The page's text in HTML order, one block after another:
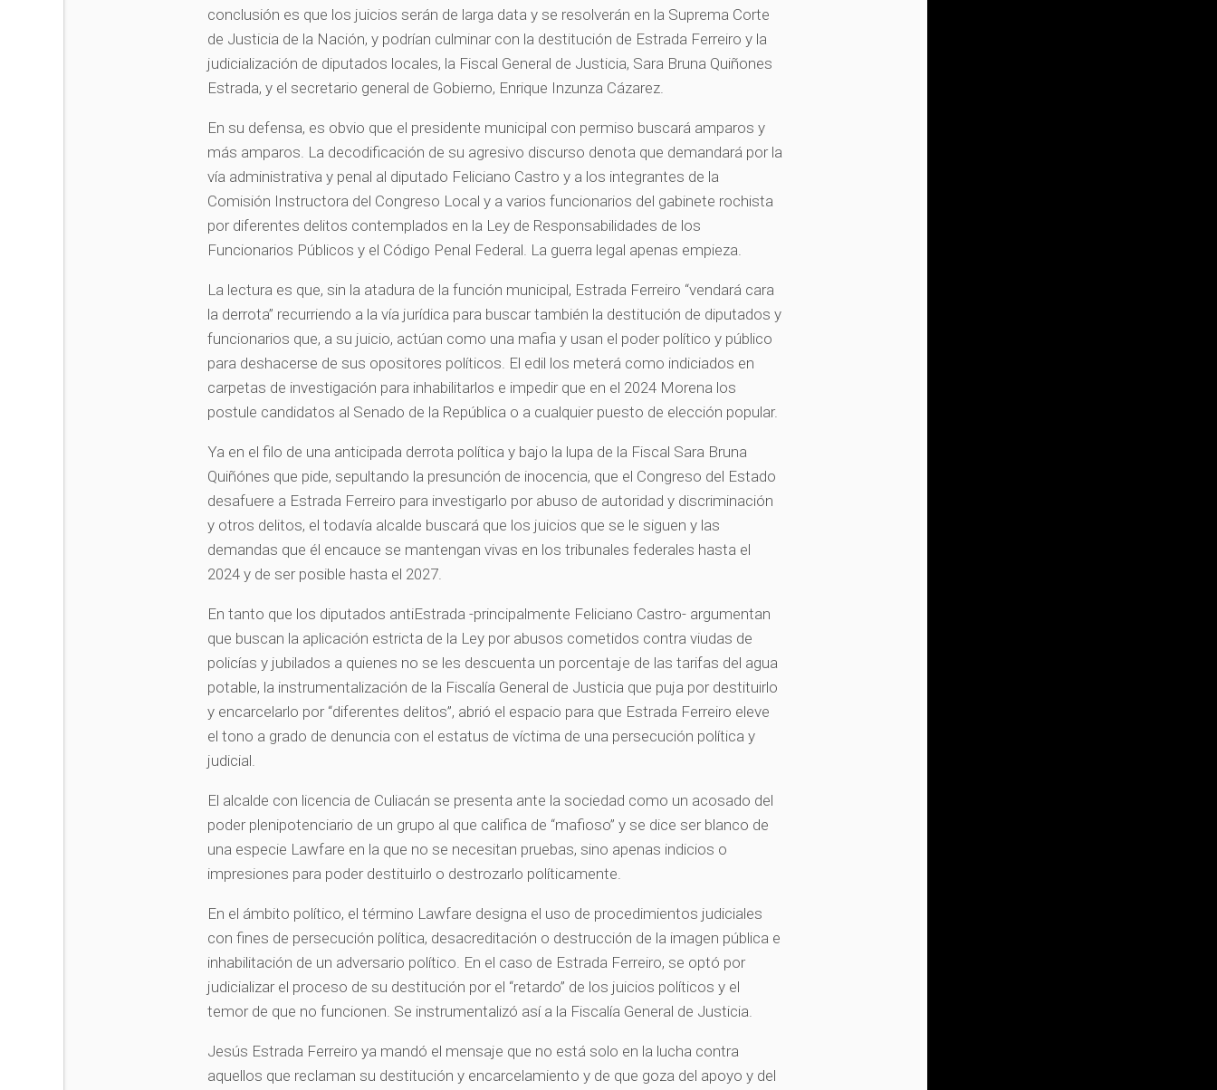
conclusión es que los juicios serán de larga data y se resolverán en la Suprema Corte
de Justicia de la Nación, y podrían culminar con la destitución de Estrada Ferreiro y la
judicialización de diputados locales, la Fiscal General de Justicia, Sara Bruna Quiñones
Estrada, y el secretario general de Gobierno, Enrique Inzunza Cázarez.
En su defensa, es obvio que el presidente municipal con permiso buscará amparos y
más amparos. La decodificación de su agresivo discurso denota que demandará por la
vía administrativa y penal al diputado Feliciano Castro y a los integrantes de la
Comisión Instructora del Congreso Local y a varios funcionarios del gabinete rochista
por diferentes delitos contemplados en la Ley de Responsabilidades de los
Funcionarios Públicos y el Código Penal Federal. La guerra legal apenas empieza.
La lectura es que, sin la atadura de la función municipal, Estrada Ferreiro “vendará cara
la derrota” recurriendo a la vía jurídica para buscar también la destitución de diputados y
funcionarios que, a su juicio, actúan como una mafia y usan el poder político y público
para deshacerse de sus opositores políticos. El edil los meterá como indiciados en
carpetas de investigación para inhabilitarlos e impedir que en el 2024 Morena los
postule candidatos al Senado de la República o a cualquier puesto de elección popular.
Ya en el filo de una anticipada derrota política y bajo la lupa de la Fiscal Sara Bruna
Quiñónes que pide, sepultando la presunción de inocencia, que el Congreso del Estado
desafuere a Estrada Ferreiro para investigarlo por abuso de autoridad y discriminación
y otros delitos, el todavía alcalde buscará que los juicios que se le siguen y las
demandas que él encauce se mantengan vivas en los tribunales federales hasta el
2024 y de ser posible hasta el 2027.
En tanto que los diputados antiEstrada -principalmente Feliciano Castro- argumentan
que buscan la aplicación estricta de la Ley por abusos cometidos contra viudas de
policías y jubilados a quienes no se les descuenta un porcentaje de las tarifas del agua
potable, la instrumentalización de la Fiscalía General de Justicia que puja por destituirlo
y encarcelarlo por “diferentes delitos”, abrió el espacio para que Estrada Ferreiro eleve
el tono a grado de denuncia con el estatus de víctima de una persecución política y
judicial.
El alcalde con licencia de Culiacán se presenta ante la sociedad como un acosado del
poder plenipotenciario de un grupo al que califica de “mafioso” y se dice ser blanco de
una especie Lawfare en la que no se necesitan pruebas, sino apenas indicios o
impresiones para poder destituirlo o destrozarlo políticamente.
En el ámbito político, el término Lawfare designa el uso de procedimientos judiciales
con fines de persecución política, desacreditación o destrucción de la imagen pública e
inhabilitación de un adversario político. En el caso de Estrada Ferreiro, se optó por
judicializar el proceso de su destitución por el “retardo” de los juicios políticos y el
temor de que no funcionen. Se instrumentalizó así a la Fiscalía General de Justicia.
Jesús Estrada Ferreiro ya mandó el mensaje que no está solo en la lucha contra
aquellos que reclaman su destitución y encarcelamiento y de que goza del apoyo y del